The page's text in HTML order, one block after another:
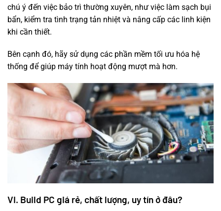
chú ý đến việc bảo trì thường xuyên, như việc làm sạch bụi
bẩn, kiểm tra tình trạng tản nhiệt và nâng cấp các linh kiện
khi cần thiết.
Bên cạnh đó, hãy sử dụng các phần mềm tối ưu hóa hệ
thống để giúp máy tính hoạt động mượt mà hơn.
VI. Build PC giá rẻ, chất lượng, uy tín ở đâu?